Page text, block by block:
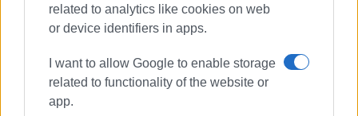
related to analytics like cookies on web
or device identifiers in apps.
I want to allow Google to enable storage
related to functionality of the website or
app.
ΣΠΥΡΟΣ ΠΙΚΟΥΛΑΣ
Πτυχιούχος Οικονομικών του Πανεπιστημίου
Πειραιά. Συνεργάστηκε στο ξεκίνημα με την